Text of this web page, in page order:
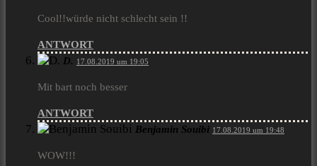
Cool!!würde nicht schlecht sein !!
ANTWORT
D. 17.08.2019 um 19:05
Mit bart noch besser
ANTWORT
Benjamin Souibi 17.08.2019 um 19:48
WOW!!!